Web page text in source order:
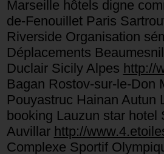
Marseille hôtels digne
de-Fenouillet Paris
Riverside Organisation
Déplacements
Duclair Sicily Alpes http://
Bagan Rostov-sur-le-Don
Pouyastruc Hainan Autun
booking Lauzun star hotel
Auvillar http://
Complexe Sportif